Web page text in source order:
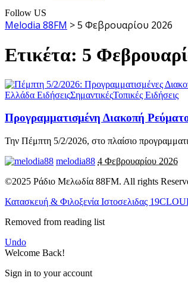
Follow US
Melodia 88FM >5 Φεβρουαρίου 2026
Ετικέτα: 5
Ελλάδα ΕιδήσειςΣημαντικέςΤοπικές Ειδήσεις
Προγραμματισμένη Διακοπή
Την Πέμπτη 5/2/2026, στο πλαίσιο
melodia88 4 Φεβρουαρίου 2026
©2025 Ράδιο Μελωδία 88FM. All rights
Κατασκευή & Φιλοξενία Ιστοσελιδας
Removed from reading list
Undo
Welcome Back!
Sign in to your account